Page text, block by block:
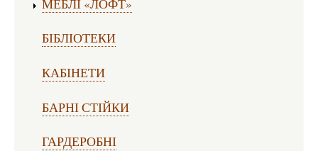
БІБЛІОТЕКИ
КАБІНЕТИ
БАРНІ СТІЙКИ
ГАРДЕРОБНІ